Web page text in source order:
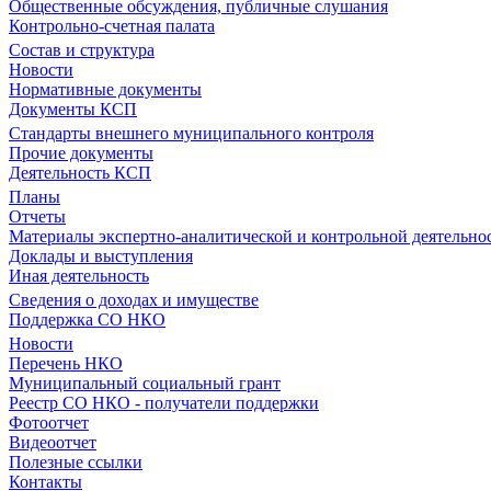
Общественные обсуждения, публичные слушания
Контрольно-счетная палата
Состав и структура
Новости
Нормативные документы
Документы КСП
Стандарты внешнего муниципального контроля
Прочие документы
Деятельность КСП
Планы
Отчеты
Материалы экспертно-аналитической и контрольной
Доклады и выступления
Иная деятельность
Сведения о доходах и имуществе
Поддержка СО НКО
Новости
Перечень НКО
Муниципальный социальный грант
Реестр СО НКО - получатели поддержки
Фотоотчет
Видеоотчет
Полезные ссылки
Контакты